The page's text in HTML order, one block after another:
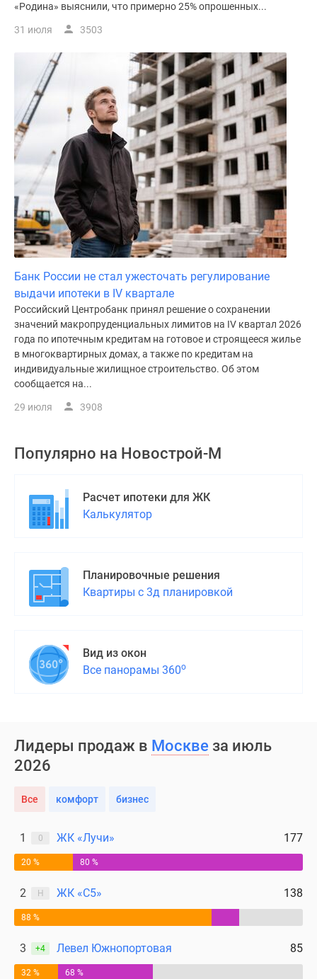
«Родина» выяснили, что примерно 25% опрошенных...
31 июля 3503
Банк России не стал ужесточать регулирование
выдачи ипотеки в IV квартале
Российский Центробанк принял решение о сохранении
значений макропруденциальных лимитов на IV квартал 2026
года по ипотечным кредитам на готовое и строящееся жилье
в многоквартирных домах, а также по кредитам на
индивидуальные жилищное строительство. Об этом
сообщается на...
29 июля 3908
Популярно на Новострой-М
Расчет ипотеки для ЖК
Калькулятор
Планировочные решения
Квартиры с 3д планировкой
Вид из окон
Все панорамы 360о
Лидеры продаж в Москве за июль
2026
Все комфорт бизнес
1 0 ЖК «Лучи» 177
20 % 80 %
2 Н ЖК «С5» 138
88 %
3 +4 Левел Южнопортовая 85
32 % 68 %